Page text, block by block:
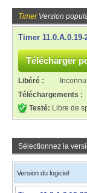
TimerVersion
Timer 11.0.A.0.19-
Libéré : Inconnu
Téléchargements :
Testé: Libre de
Sélectionnez la
Version du logiciel